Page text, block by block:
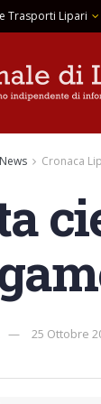
Trasporti Lipari
Cronaca
25 Ottobre